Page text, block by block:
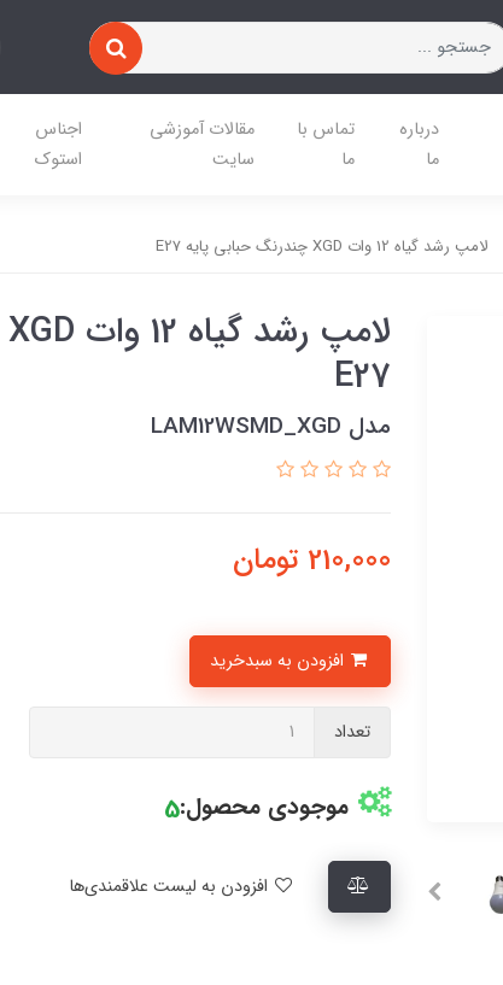
درباره
ما
تماس با
ما
مقالات آموزشی
سایت
اجناس
استوک
لامپ رشد گیاه 12 وات XGD چندرنگ حبابی پایه E27
E27
مدل LAM12WSMD_XGD
210,000 تومان
تعداد
موجودی محصول:5